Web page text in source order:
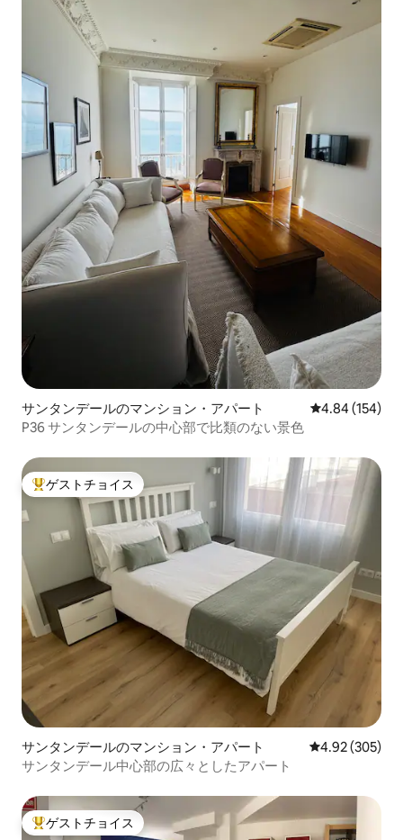
サンタンデールのマンション・アパート レビュー154
4.84 (154)
P36 サンタンデールの中心部で比類のない景色
大好評のゲストチョイスです。
ゲストチョイス
サンタンデールのマンション・アパート レビュー305
4.92 (305)
サンタンデール中心部の広々としたアパート
大好評のゲストチョイスです。
ゲストチョイス